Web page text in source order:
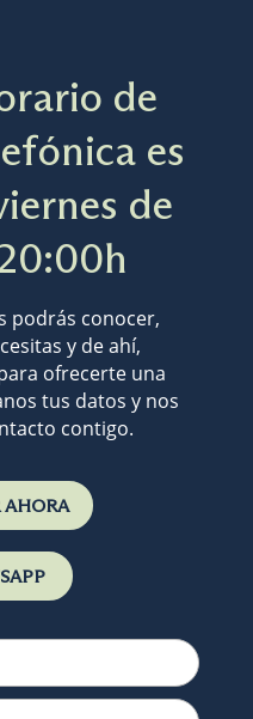
de
es
de
podrás conocer,
y de ahí,
ofrecerte una
tus datos y nos
contigo.